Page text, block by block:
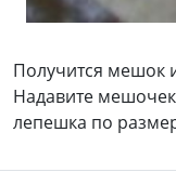
Получится мешок
Надавите
лепешка по